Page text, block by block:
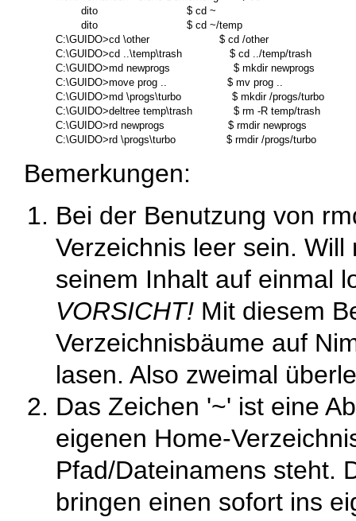
        dito                            $ cd ~
        dito                            $ cd ~/temp
C:\GUIDO>cd \other                      $ cd /other
C:\GUIDO>cd ..\temp\trash               $ cd ../temp/trash
C:\GUIDO>md newprogs                    $ mkdir newprogs
C:\GUIDO>move prog ..                   $ mv prog ..
C:\GUIDO>md \progs\turbo                $ mkdir /progs/turbo
C:\GUIDO>deltree temp\trash             $ rm -R temp/trash
C:\GUIDO>rd newprogs                    $ rmdir newprogs
Bemerkungen:
Bei der Benutzung von
Verzeichnis leer sein.
seinem Inhalt auf einmal
VORSICHT! Mit diesem
Verzeichnisbäume auf
lasen. Also zweimal
Das Zeichen '~' ist eine
eigenen Home-
Pfad/Dateinamens steht.
bringen einen sofort ins